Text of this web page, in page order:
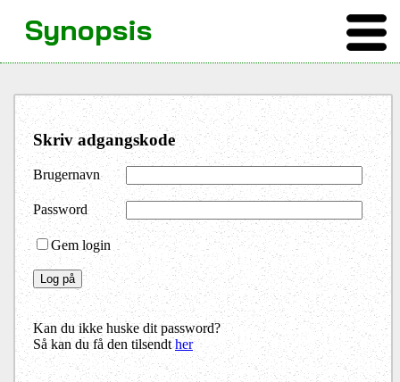
Skriv adgangskode
Brugernavn
Password
Gem login
Kan du ikke huske dit password?
Så kan du få den tilsendther
Synopsis